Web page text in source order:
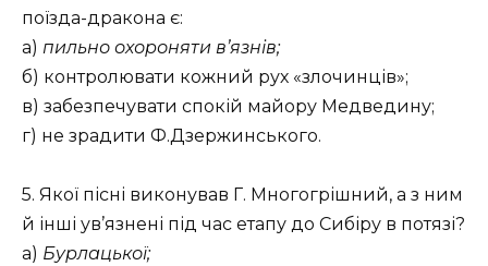
поїзда-дракона є:
а) пильно охороняти в’язнів;
б) контролювати кожний рух «злочинців»;
в) забезпечувати спокій майору Медведину;
г) не зрадити Ф.Дзержинського.
5. Якої пісні виконував Г. Многогрішний, а з ним
й інші ув’язнені під час етапу до Сибіру в потязі?
а) Бурлацької;